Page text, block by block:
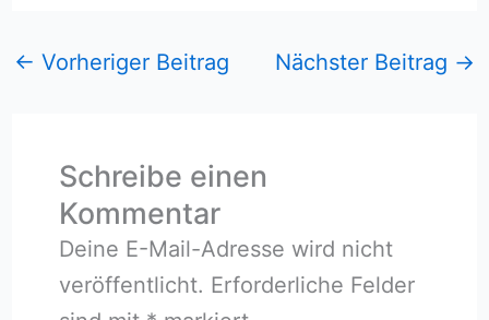
← Vorheriger Beitrag Nächster Beitrag →
Schreibe einen
Kommentar
Deine E-Mail-Adresse wird nicht
veröffentlicht. Erforderliche Felder